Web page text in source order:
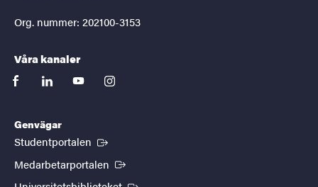
Org. nummer: 202100-3153
Våra kanaler
facebooklinkedinyoutubeinstagram
Genvägar
Studentportalen (Extern länk)
Medarbetarportalen (Extern länk)